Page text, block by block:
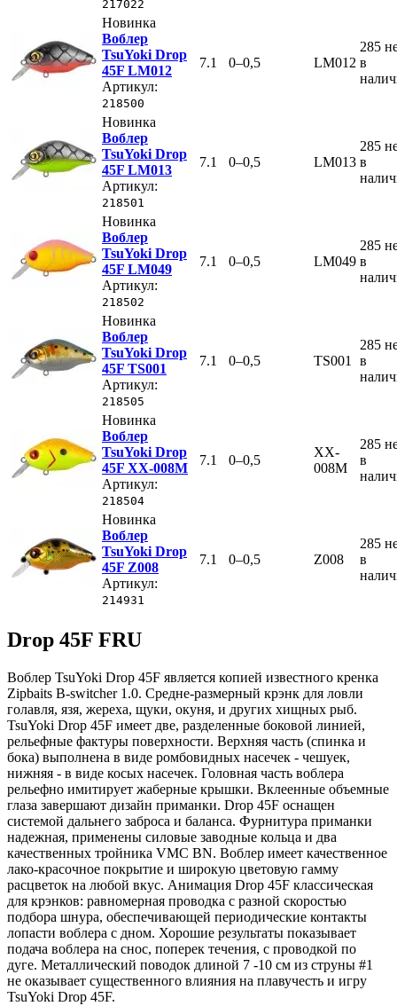
217022
Новинка
Воблер
TsuYoki Drop
45F LM012
Артикул:
218500
7.1 0–0,5 LM012
285
в
Новинка
Воблер
TsuYoki Drop
45F LM013
Артикул:
218501
7.1 0–0,5 LM013
285
в
Новинка
Воблер
TsuYoki Drop
45F LM049
Артикул:
218502
7.1 0–0,5 LM049
285
в
Новинка
Воблер
TsuYoki Drop
45F TS001
Артикул:
218505
7.1 0–0,5 TS001
285
в
Новинка
Воблер
TsuYoki Drop
45F XX-008M
Артикул:
218504
7.1 0–0,5
XX-
008M
285
в
Новинка
Воблер
TsuYoki Drop
45F Z008
Артикул:
214931
7.1 0–0,5 Z008
285
в
Drop 45F FRU
Воблер TsuYoki Drop 45F является копией известного кренка
Zipbaits B-switcher 1.0. Средне-размерный крэнк для ловли
голавля, язя, жереха, щуки, окуня, и других хищных рыб.
TsuYoki Drop 45F имеет две, разделенные боковой линией,
рельефные фактуры поверхности. Верхняя часть (спинка и
бока) выполнена в виде ромбовидных насечек - чешуек,
нижняя - в виде косых насечек. Головная часть воблера
рельефно имитирует жаберные крышки. Вклеенные объемные
глаза завершают дизайн приманки. Drop 45F оснащен
системой дальнего заброса и баланса. Фурнитура приманки
надежная, применены силовые заводные кольца и два
качественных тройника VMC BN. Воблер имеет качественное
лако-красочное покрытие и широкую цветовую гамму
расцветок на любой вкус. Анимация Drop 45F классическая
для крэнков: равномерная проводка с разной скоростью
подбора шнура, обеспечивающей периодические контакты
лопасти воблера с дном. Хорошие результаты показывает
подача воблера на снос, поперек течения, с проводкой по
дуге. Металлический поводок длиной 7 -10 см из струны #1
не оказывает существенного влияния на плавучесть и игру
TsuYoki Drop 45F.